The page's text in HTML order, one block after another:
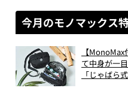
今月のモノマックス
【
て中身が一
「じゃばら